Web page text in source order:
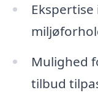
Mulighed
tilbud